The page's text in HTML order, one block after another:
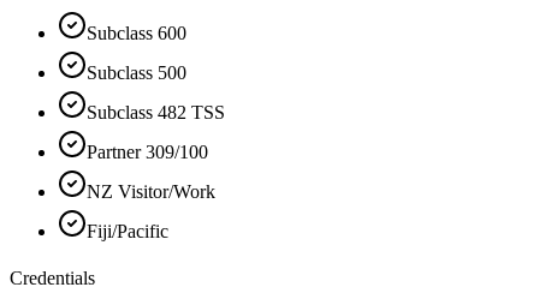
Subclass 600
Subclass 500
Subclass 482 TSS
Partner 309/100
NZ Visitor/Work
Fiji/Pacific
Credentials